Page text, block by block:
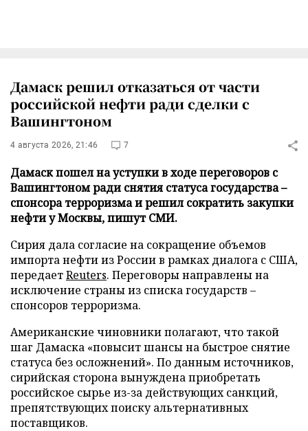
Дамаск решил отказаться от части
российской нефти ради сделки с
Вашингтоном
4 августа 2026, 21:46 7
Дамаск пошел на уступки в ходе переговоров с
Вашингтоном ради снятия статуса государства –
спонсора терроризма и решил сократить закупки
нефти у Москвы, пишут СМИ.
Сирия дала согласие на сокращение объемов
импорта нефти из России в рамках диалога с США,
передаетReuters. Переговоры направлены на
исключение страны из списка государств –
спонсоров терроризма.
Американские чиновники полагают, что такой
шаг Дамаска «повысит шансы на быстрое снятие
статуса без осложнений». По данным источников,
сирийская сторона вынуждена приобретать
российское сырье из-за действующих санкций,
препятствующих поиску альтернативных
поставщиков.